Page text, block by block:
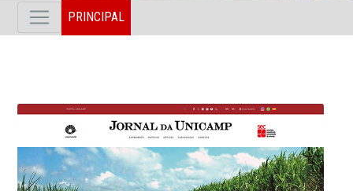
PRINCIPAL